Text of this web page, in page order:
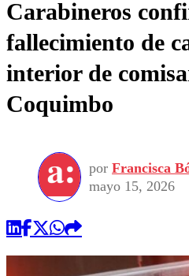
Carabineros
fallecimiento de
interior de
Coquimbo
por Francisca
mayo 15, 2026